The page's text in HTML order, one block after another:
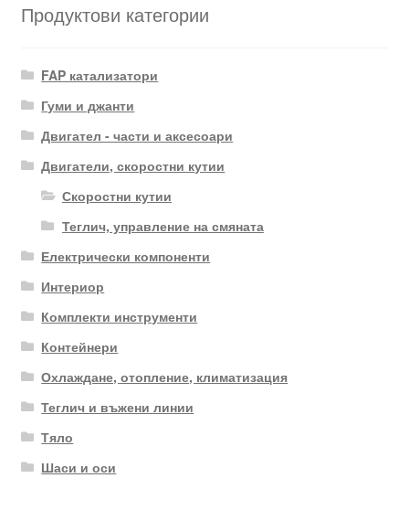
Продуктови категории
FAP катализатори
Гуми и джанти
Двигател - части и аксесоари
Двигатели, скоростни кутии
Скоростни кутии
Теглич, управление на смяната
Електрически компоненти
Интериор
Комплекти инструменти
Контейнери
Охлаждане, отопление, климатизация
Теглич и въжени линии
Тяло
Шаси и оси